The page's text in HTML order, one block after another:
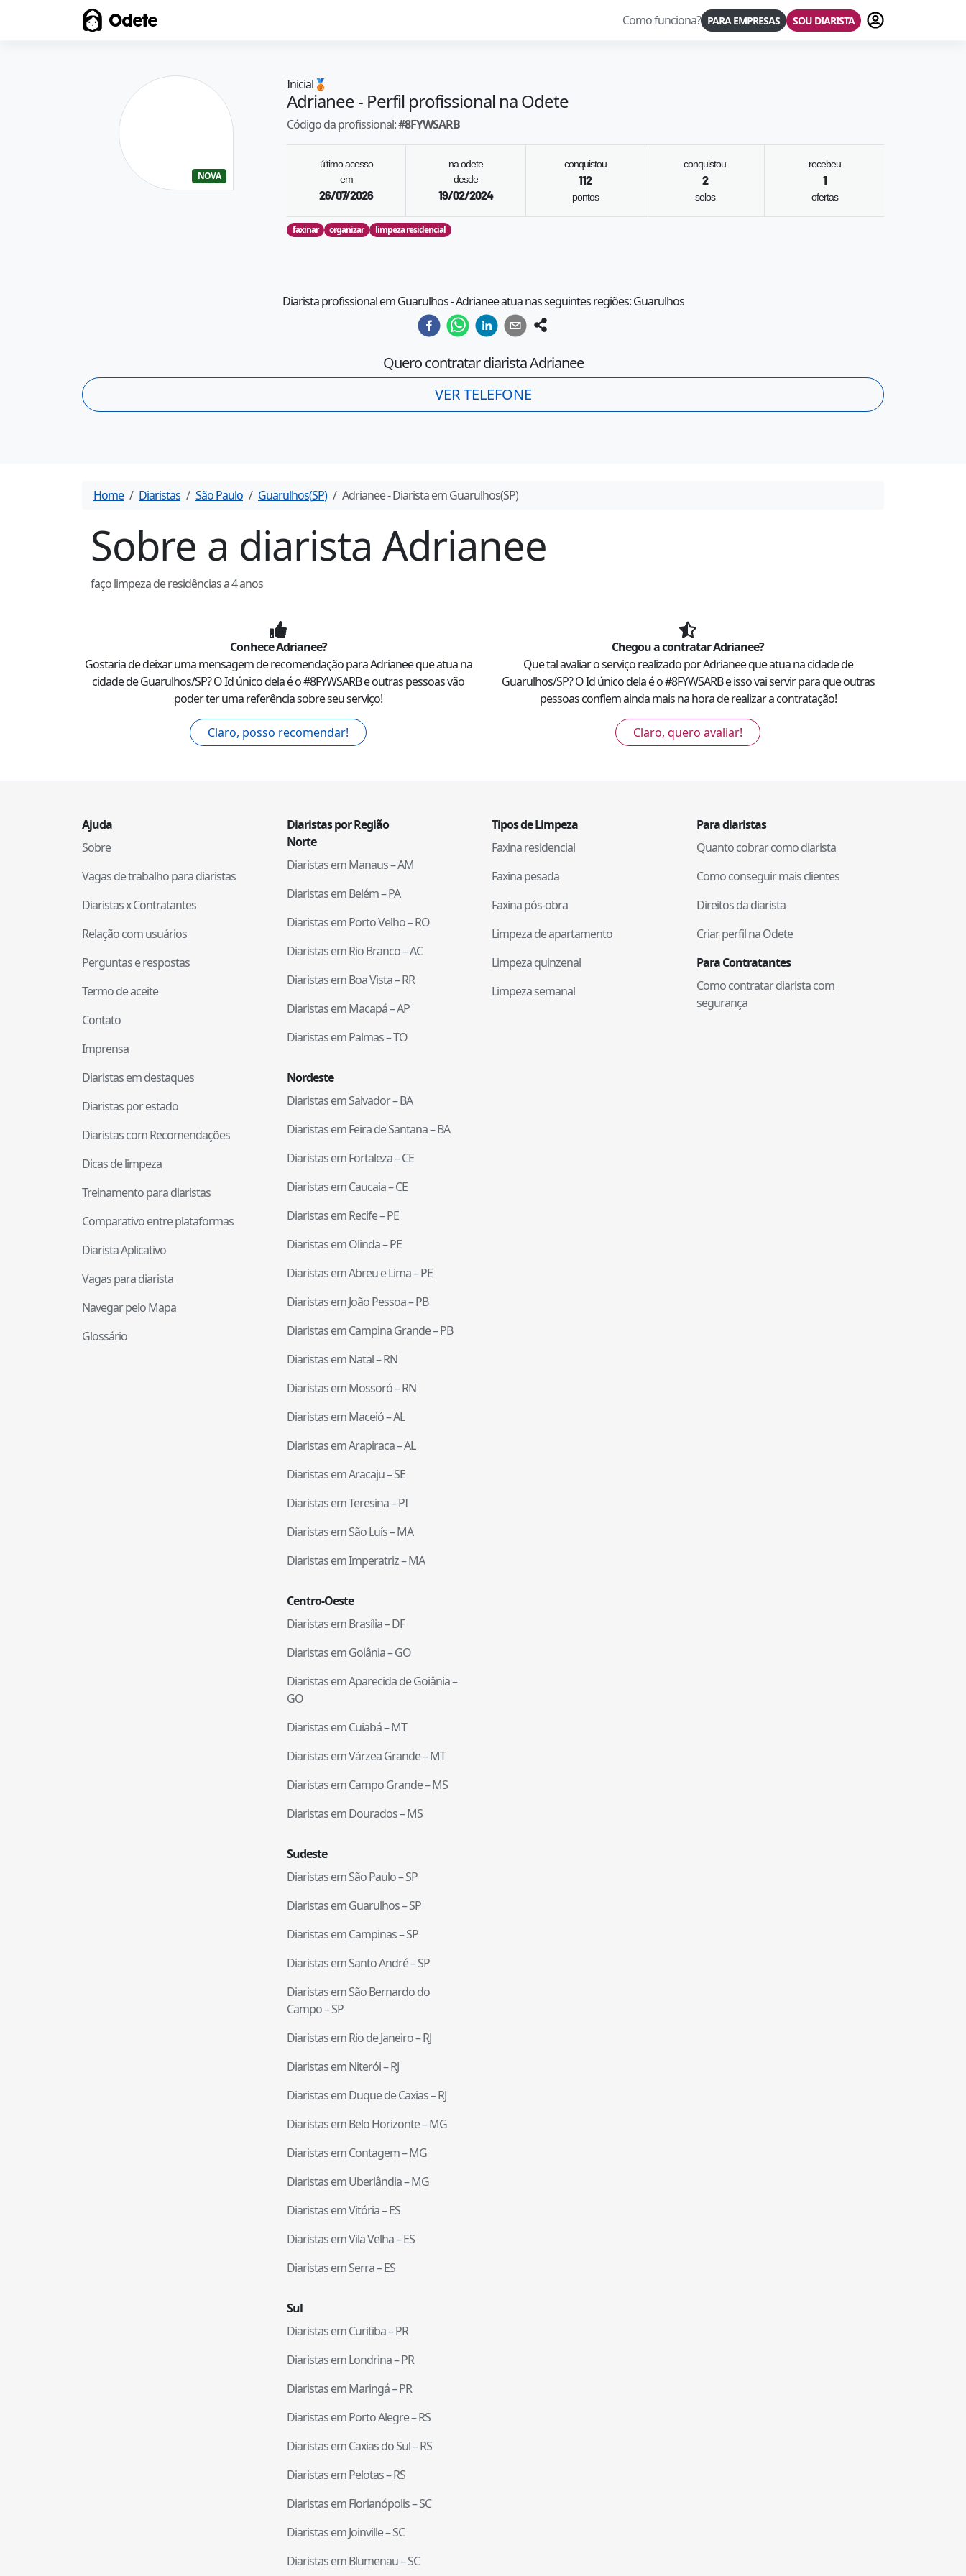
Odete Como funciona? PARA EMPRESAS SOU DIARISTA Fazer login
NOVA
Inicial🥉
Adrianee- Perfil profissional na Odete
Código da profissional:#8FYWSARB
último acesso
em
26/07/2026
na odete
desde
19/02/2024
conquistou
112
pontos
conquistou
2
selos
recebeu
1
ofertas
faxinar organizar limpeza residencial
Diarista profissional em Guarulhos - Adrianee atua nas seguintes regiões: Guarulhos
Quero contratar diaristaAdrianee
VER TELEFONE
Home Diaristas São Paulo Guarulhos(SP) Adrianee- Diarista emGuarulhos(SP)
Sobre a diarista Adrianee
faço limpeza de residências a 4 anos
ConheceAdrianee?
Gostaria de deixar uma mensagem de recomendação paraAdrianeeque atua na
cidade deGuarulhos/SP? O Id único dela é o #8FYWSARBe outras pessoas vão
poder ter uma referência sobre seu serviço!
Claro, posso recomendar!
Chegou a contratarAdrianee?
Que tal avaliar o serviço realizado porAdrianeeque atua na cidade de
Guarulhos/SP? O Id único dela é o #8FYWSARBe isso vai servir para que outras
pessoas confiem ainda mais na hora de realizar a contratação!
Claro, quero avaliar!
Ajuda
Sobre
Vagas de trabalho para diaristas
Diaristas x Contratantes
Relação com usuários
Perguntas e respostas
Termo de aceite
Contato
Imprensa
Diaristas em destaques
Diaristas por estado
Diaristas com Recomendações
Dicas de limpeza
Treinamento para diaristas
Comparativo entre plataformas
Diarista Aplicativo
Vagas para diarista
Navegar pelo Mapa
Glossário
Diaristas por Região
Norte
Diaristas emManaus–AM
Diaristas emBelém–PA
Diaristas emPorto Velho–RO
Diaristas emRio Branco–AC
Diaristas emBoa Vista–RR
Diaristas emMacapá–AP
Diaristas emPalmas–TO
Nordeste
Diaristas emSalvador–BA
Diaristas emFeira de Santana–BA
Diaristas emFortaleza–CE
Diaristas emCaucaia–CE
Diaristas emRecife–PE
Diaristas emOlinda–PE
Diaristas emAbreu e Lima–PE
Diaristas emJoão Pessoa–PB
Diaristas emCampina Grande–PB
Diaristas emNatal–RN
Diaristas emMossoró–RN
Diaristas emMaceió–AL
Diaristas emArapiraca–AL
Diaristas emAracaju–SE
Diaristas emTeresina–PI
Diaristas emSão Luís–MA
Diaristas emImperatriz–MA
Centro-Oeste
Diaristas emBrasília–DF
Diaristas emGoiânia–GO
Diaristas emAparecida de Goiânia–
GO
Diaristas emCuiabá–MT
Diaristas emVárzea Grande–MT
Diaristas emCampo Grande–MS
Diaristas emDourados–MS
Sudeste
Diaristas emSão Paulo–SP
Diaristas emGuarulhos–SP
Diaristas emCampinas–SP
Diaristas emSanto André–SP
Diaristas emSão Bernardo do
Campo–SP
Diaristas emRio de Janeiro–RJ
Diaristas emNiterói–RJ
Diaristas emDuque de Caxias–RJ
Diaristas emBelo Horizonte–MG
Diaristas emContagem–MG
Diaristas emUberlândia–MG
Diaristas emVitória–ES
Diaristas emVila Velha–ES
Diaristas emSerra–ES
Sul
Diaristas emCuritiba–PR
Diaristas emLondrina–PR
Diaristas emMaringá–PR
Diaristas emPorto Alegre–RS
Diaristas emCaxias do Sul–RS
Diaristas emPelotas–RS
Diaristas emFlorianópolis–SC
Diaristas emJoinville–SC
Diaristas emBlumenau–SC
Tipos de Limpeza
Faxina residencial
Faxina pesada
Faxina pós-obra
Limpeza de apartamento
Limpeza quinzenal
Limpeza semanal
Para diaristas
Quanto cobrar como diarista
Como conseguir mais clientes
Direitos da diarista
Criar perfil na Odete
Para Contratantes
Como contratar diarista com
segurança